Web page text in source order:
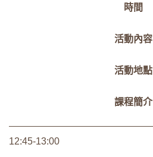
時間
活動內容
活動地點
課程簡介
12:45-13:00